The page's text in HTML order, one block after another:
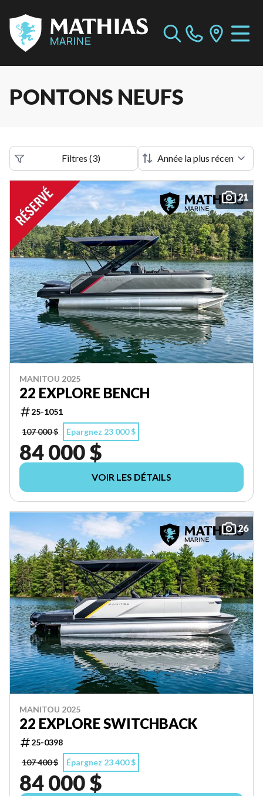
PONTONS NEUFS
Filtres (3)
21
MANITOU 2025
22 EXPLORE BENCH
25-1051
107 000 $
Épargnez 23 000 $
84 000 $
VOIR LES DÉTAILS
26
MANITOU 2025
22 EXPLORE SWITCHBACK
25-0398
107 400 $
Épargnez 23 400 $
84 000 $